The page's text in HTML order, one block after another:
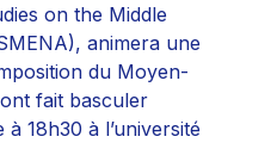
on the Middle
animera une
du Moyen-
fait basculer
à 18h30 à l’université